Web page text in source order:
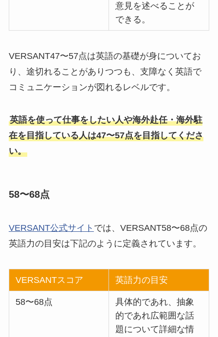
意見を述べることが
できる。
VERSANT47〜57点は英語の基礎が身についてお
り、途切れることがありつつも、支障なく英語で
コミュニケーションが図れるレベルです。
英語を使って仕事をしたい人や海外赴任・海外駐
在を目指している人は47〜57点を目指してくださ
い。
58〜68点
VERSANT公式サイト では、VERSANT58〜68点の
英語力の目安は下記のように定義されています。
VERSANTスコア 英語力の目安
58〜68点
具体的であれ、抽象
的であれ広範囲な話
題について詳細な情